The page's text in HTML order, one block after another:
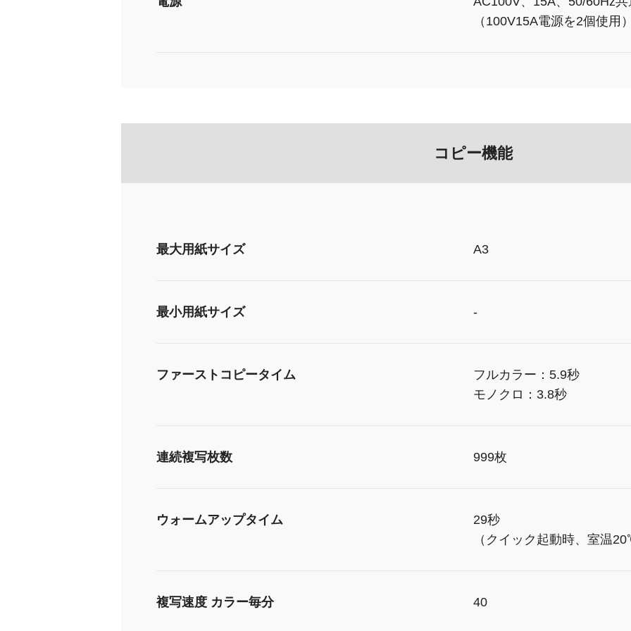
（100V15A電源を2個使用
コピー機能
最大用紙サイズ A3
最小用紙サイズ -
ファーストコピータイム
フルカラー：5.9秒
モノクロ：3.8秒
連続複写枚数 999枚
ウォームアップタイム
29秒
（クイック起動時、室温
複写速度 カラー毎分 40